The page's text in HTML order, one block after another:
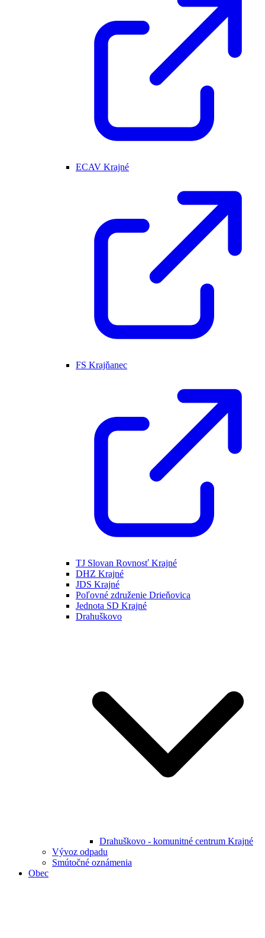
ECAV Krajné
FS Krajňanec
TJ Slovan Rovnosť Krajné
DHZ Krajné
JDS Krajné
Poľovné združenie Drieňovica
Jednota SD Krajné
Drahuškovo
Drahuškovo - komunitné centrum Krajné
Vývoz odpadu
Smútočné oznámenia
Obec